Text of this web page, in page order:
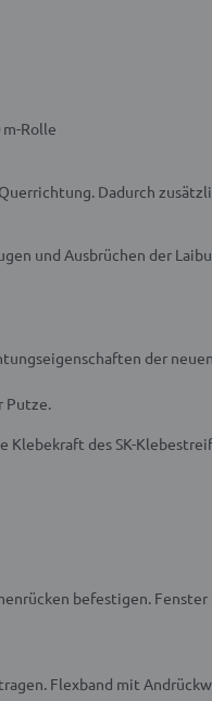
m-Rolle
Dadurch
und Ausbrüchen der
der
Putze.
Klebekraft des SK-
befestigen. Fenster
Flexband mit